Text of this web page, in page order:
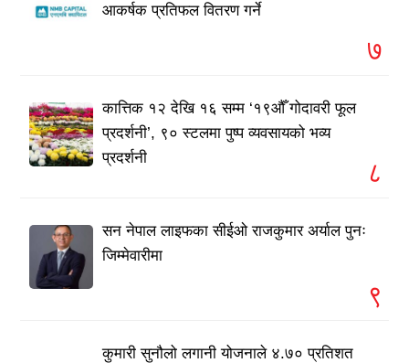
आकर्षक प्रतिफल वितरण गर्ने
७
कात्तिक १२ देखि १६ सम्म ‘१९औँ गोदावरी फूल
प्रदर्शनी’, ९० स्टलमा पुष्प व्यवसायको भव्य
प्रदर्शनी
८
सन नेपाल लाइफका सीईओ राजकुमार अर्याल पुनः
जिम्मेवारीमा
९
कुमारी सुनौलो लगानी योजनाले ४.७० प्रतिशत